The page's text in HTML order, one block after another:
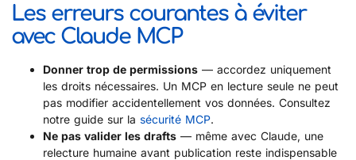
Les erreurs courantes à éviter
avec Claude MCP
Donner trop de permissions — accordez uniquement
les droits nécessaires. Un MCP en lecture seule ne peut
pas modifier accidentellement vos données. Consultez
notre guide sur la sécurité MCP.
Ne pas valider les drafts — même avec Claude, une
relecture humaine avant publication reste indispensable